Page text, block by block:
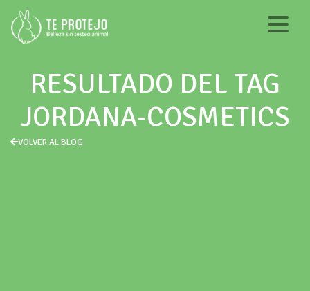
RESULTADO DEL TAG
JORDANA-COSMETICS
VOLVER AL BLOG